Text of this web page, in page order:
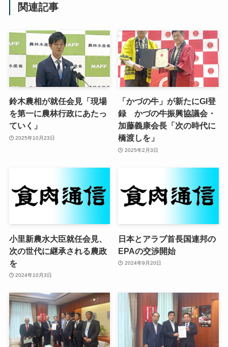
関連記事
鈴木農相が就任会見「現場
を第一に農林行政にあたっ
ていく」
2025年10月23日
「かづの牛」が新たにGI登
録 かづの牛振興協議会・
加藤義康会長「次の時代に
橋渡しを」
2025年2月3日
小里新農水大臣就任会見、
次の世代に継承される農政
を
2024年10月3日
日本とアラブ首長国連邦の
EPAの交渉開始
2024年9月20日